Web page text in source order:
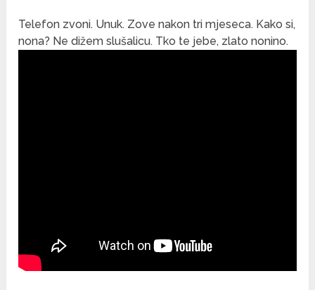
Telefon zvoni. Unuk. Zove nakon tri mjeseca. Kako si,
nona? Ne dižem slušalicu. Tko te jebe, zlato nonino.